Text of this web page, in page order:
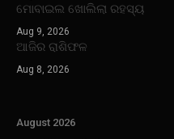
ମୋବାଇଲ ଖୋଲିଲା ରହସ୍ୟ
Aug 9, 2026
ଆଜିର ରାଶିଫଳ
Aug 8, 2026
August 2026